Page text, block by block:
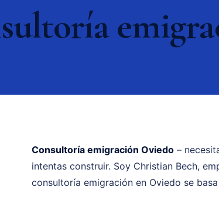
Consultoría emigración Oviedo –
intentas construir. Soy Christian Bech,
consultoría emigración en Oviedo se